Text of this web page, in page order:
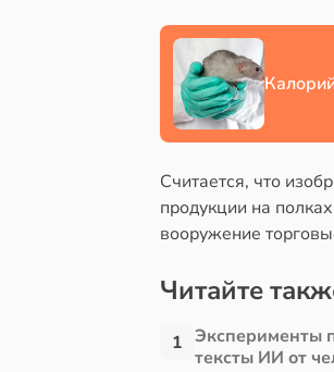
Считается, что
продукции на
вооружение
Читайте
1 Эксперименты
тексты ИИ от